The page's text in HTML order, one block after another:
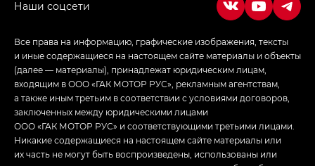
Все права на информацию, графические изображения, тексты
и иные содержащиеся на настоящем сайте материалы и объекты
(далее — материалы), принадлежат юридическим лицам,
входящим в ООО «ГАК МОТОР РУС», рекламным агентствам,
а также иным третьим в соответствии с условиями договоров,
заключенных между юридическими лицами
ООО «ГАК МОТОР РУС» и соответствующими третьими лицами.
Никакие содержащиеся на настоящем сайте материалы или
их часть не могут быть воспроизведены, использованы или